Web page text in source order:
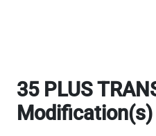
35 PLUS